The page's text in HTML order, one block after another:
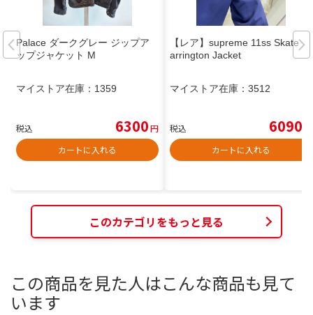
Palace ダークグレー ジップア
ップジャケット M
マイストア在庫： 1359
税込 6300円
カートに入れる
【レア】supreme 11ss Skate H
arrington Jacket
マイストア在庫： 3512
税込 6090
カートに入れる
このカテゴリをもっと見る
この商品を見た人はこんな商品も見て
います